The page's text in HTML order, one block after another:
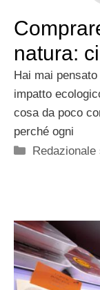
natura:
Hai mai
impatto
cosa da poco
perché ogni
Categorie